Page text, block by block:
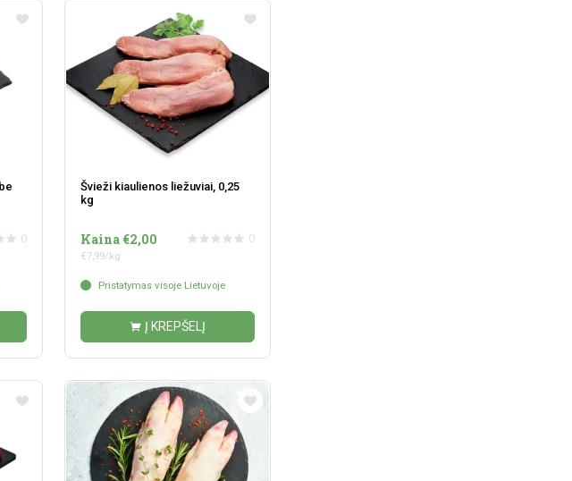
0
Švieži kiaulienos liežuviai, 0,25
kg
Kaina €2,00
€7,99/kg
0
Pristatymas visoje Lietuvoje
Į KREPŠELĮ